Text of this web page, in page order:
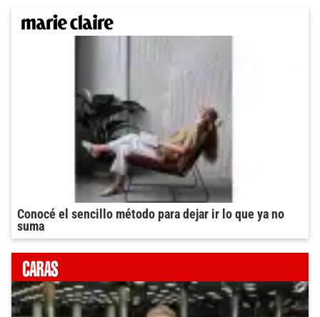
Conocé el sencillo método para dejar ir lo que ya no
suma